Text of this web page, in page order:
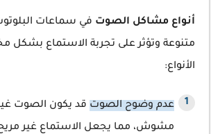
أنواع مشاكل الصوت في سماعات
متنوعة وتؤثر على تجربة الاستماع بشكل
الأنواع:
عدم وضوح الصوت قد يكون الصوت
مشوش، مما يجعل الاستماع غير